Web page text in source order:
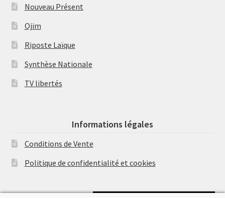
Nouveau Présent
Ojim
Riposte Laïque
Synthèse Nationale
TV libertés
Informations légales
Conditions de Vente
Politique de confidentialité et cookies